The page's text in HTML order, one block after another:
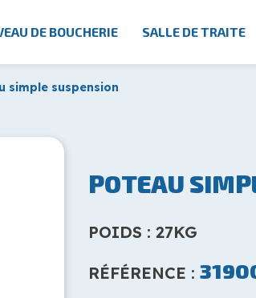
DE BOUCHERIE SALLE DE TRAITE
simple suspension
POTEAU
POIDS : 27KG
RÉFÉRENCE :